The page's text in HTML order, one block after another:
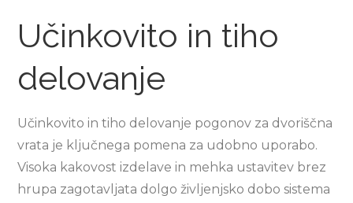
Učinkovito in tiho
delovanje
Učinkovito in tiho delovanje pogonov za dvoriščna
vrata je ključnega pomena za udobno uporabo.
Visoka kakovost izdelave in mehka ustavitev brez
hrupa zagotavljata dolgo življenjsko dobo sistema